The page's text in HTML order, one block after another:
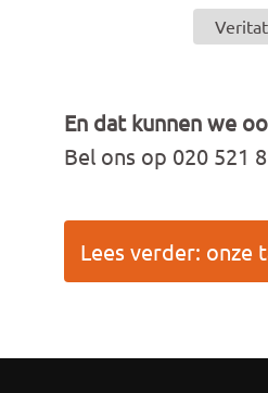
En dat kunnen we
Bel ons op 020 521
Lees verder: onze